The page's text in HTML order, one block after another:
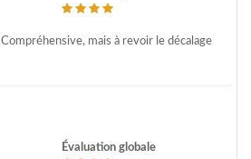
mais à revoir le décalage
Évaluation globale